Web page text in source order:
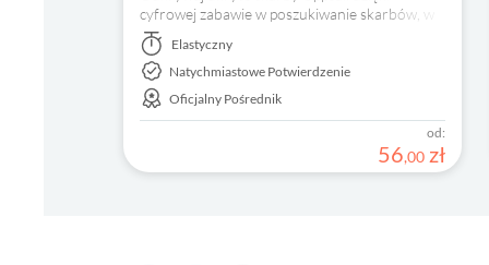
cyfrowej zabawie w poszukiwanie skarbów, w
której sam kierujesz swoim tempem. Odkrywaj
zabytki we własnym tempie.
Elastyczny
Natychmiastowe Potwierdzenie
Oficjalny Pośrednik
od:
56,00 zł